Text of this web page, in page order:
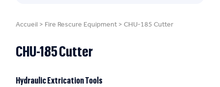
Accueil > Fire Rescure Equipment > CHU-185 Cutter
CHU-185 Cutter
Hydraulic Extrication Tools